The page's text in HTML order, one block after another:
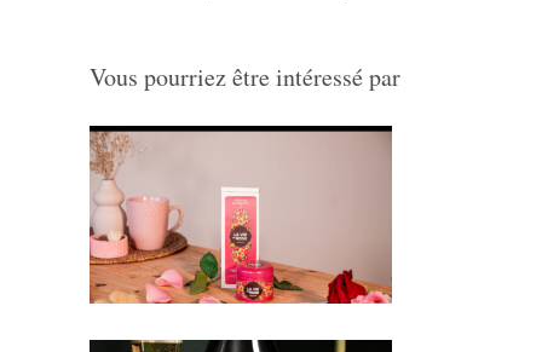
Vous pourriez être intéressé par